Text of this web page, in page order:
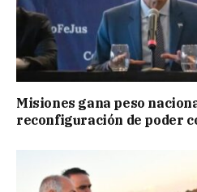
Misiones gana peso
reconfiguración de poder